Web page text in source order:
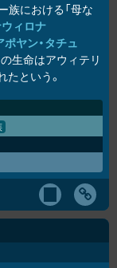
族における「母な
ィロナ
ポヤン・タチュ
の生命はアウィテリ
という。